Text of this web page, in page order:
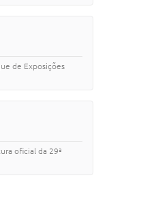
de Exposições
oficial da 29ª